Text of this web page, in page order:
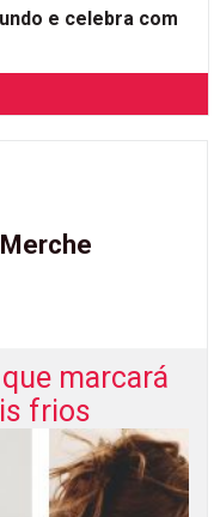
e celebra com
marcará
frios